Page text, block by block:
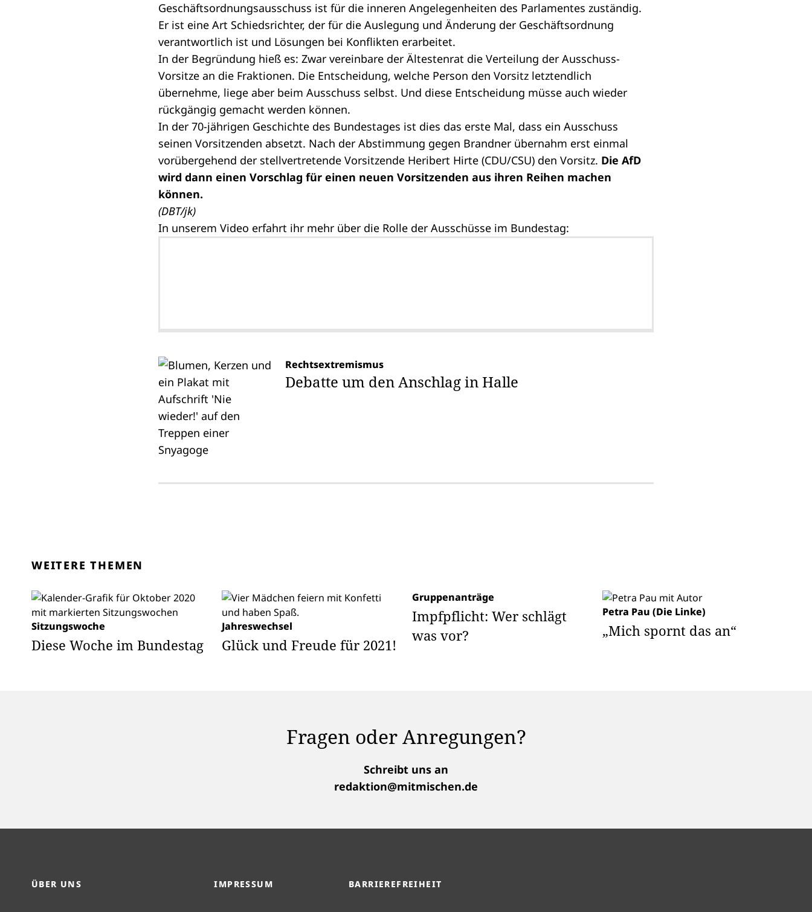
Geschäftsordnungsausschuss ist für die inneren Angelegenheiten des Parlamentes zuständig.
Er ist eine Art Schiedsrichter, der für die Auslegung und Änderung der Geschäftsordnung
verantwortlich ist und Lösungen bei Konflikten erarbeitet.
In der Begründung hieß es: Zwar vereinbare der Ältestenrat die Verteilung der Ausschuss-
Vorsitze an die Fraktionen. Die Entscheidung, welche Person den Vorsitz letztendlich
übernehme, liege aber beim Ausschuss selbst. Und diese Entscheidung müsse auch wieder
rückgängig gemacht werden können.
In der 70-jährigen Geschichte des Bundestages ist dies das erste Mal, dass ein Ausschuss
seinen Vorsitzenden absetzt. Nach der Abstimmung gegen Brandner übernahm erst einmal
vorübergehend der stellvertretende Vorsitzende Heribert Hirte (CDU/CSU) den Vorsitz. Die AfD
wird dann einen Vorschlag für einen neuen Vorsitzenden aus ihren Reihen machen
können.
(DBT/jk)
In unserem Video erfahrt ihr mehr über die Rolle der Ausschüsse im Bundestag:
Rechtsextremismus
Debatte um den Anschlag in Halle
WEITERE THEMEN
Sitzungswoche
Diese Woche im Bundestag
Jahreswechsel
Glück und Freude für 2021!
Gruppenanträge
Impfpflicht: Wer schlägt
was vor?
Petra Pau (Die Linke)
„Mich spornt das an“
Fragen oder Anregungen?
Schreibt uns an
redaktion@mitmischen.de
ÜBER UNS IMPRESSUM BARRIEREFREIHEIT